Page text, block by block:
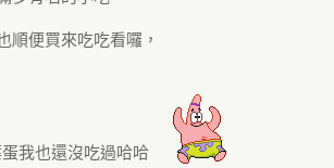
順便買來吃吃看囉，
我也還沒吃過哈哈